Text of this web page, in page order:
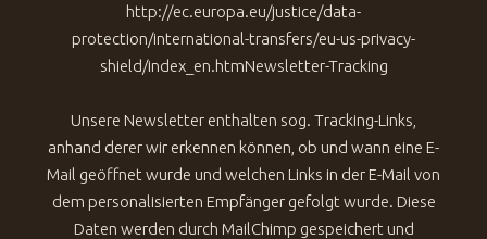
http://ec.europa.eu/justice/data-
protection/international-transfers/eu-us-privacy-
shield/index_en.htmNewsletter-Tracking
Unsere Newsletter enthalten sog. Tracking-Links,
anhand derer wir erkennen können, ob und wann eine E-
Mail geöffnet wurde und welchen Links in der E-Mail von
dem personalisierten Empfänger gefolgt wurde. Diese
Daten werden durch MailChimp gespeichert und